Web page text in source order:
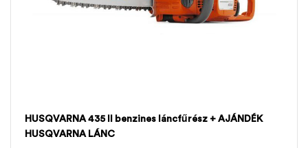
HUSQVARNA 435 II benzines láncfűrész + AJÁNDÉK
HUSQVARNA LÁNC